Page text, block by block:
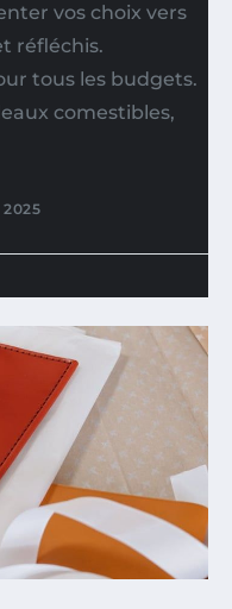
vos choix vers
réfléchis.
tous les budgets.
comestibles,
2025